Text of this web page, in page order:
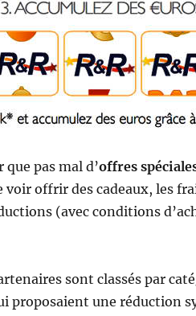
que pas mal d’offres
voir offrir des cadeaux, les
(avec conditions
sont classés par
proposaient une réduction